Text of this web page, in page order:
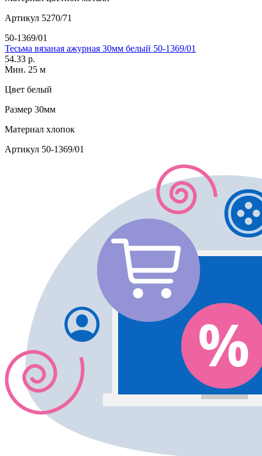
Артикул 5270/71
50-1369/01
Тесьма вязаная ажурная 30мм белый 50-1369/01
54.33 р.
Мин. 25 м
Цвет белый
Размер 30мм
Материал хлопок
Артикул 50-1369/01